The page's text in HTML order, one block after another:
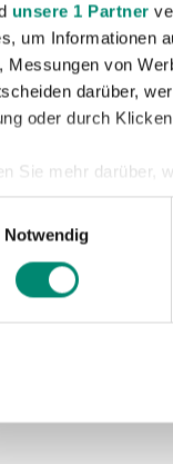
unsere 1 Partner
um Informationen
Messungen von
darüber,
oder durch
Sie mehr darüber,
fest.
Zugriffe auf unsere
Notwendig
vor drei
fünften
in der
Die
bis zum Schluss,
in Folge mit